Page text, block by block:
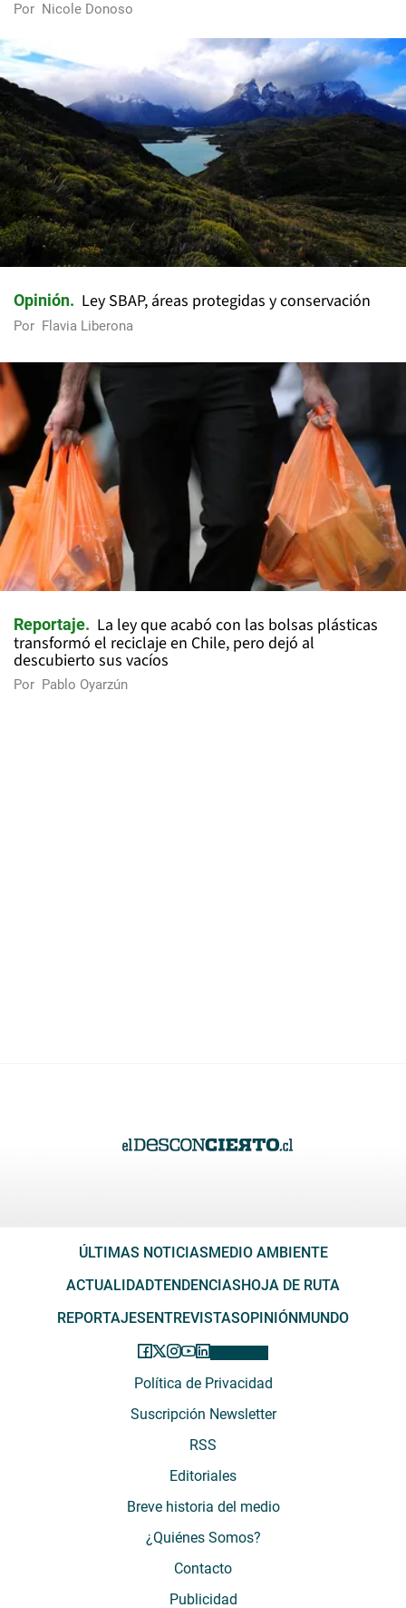
Por Nicole Donoso
Opinión Ley SBAP, áreas protegidas y conservación
Por Flavia Liberona
Reportaje
La ley que acabó con las bolsas plásticas
transformó el reciclaje en Chile, pero dejó al
descubierto sus vacíos
Por Pablo Oyarzún
ÚLTIMAS NOTICIASMEDIO AMBIENTE
ACTUALIDADTENDENCIASHOJA DE RUTA
REPORTAJESENTREVISTASOPINIÓNMUNDO
Política de Privacidad
Suscripción Newsletter
RSS
Editoriales
Breve historia del medio
¿Quiénes Somos?
Contacto
Publicidad